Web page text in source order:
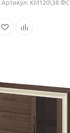
Артикул: КМ120\38 ФС